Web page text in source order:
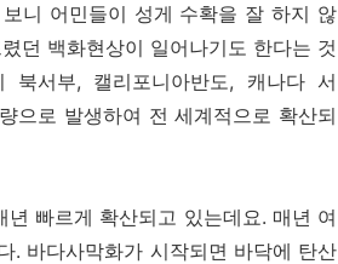
니 어민들이 성게 수확을 잘 하지 않
던 백화현상이 일어나기도 한다는 것
북서부, 캘리포니아반도, 캐나다 서
으로 발생하여 전 세계적으로 확산되
빠르게 확산되고 있는데요. 매년 여
. 바다사막화가 시작되면 바닥에 탄산